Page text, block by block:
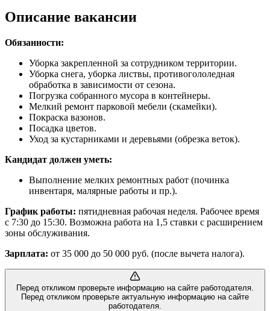
Описание вакансии
Обязанности:
Уборка закрепленной за сотрудником территории.
Уборка снега, уборка листвы, противогололедная
обработка в зависимости от сезона.
Погрузка собранного мусора в контейнеры.
Мелкий ремонт парковой мебели (скамейки).
Покраска вазонов.
Посадка цветов.
Уход за кустарниками и деревьями (обрезка веток).
Кандидат должен уметь:
Выполнение мелких ремонтных работ (починка
инвентаря, малярные работы и пр.).
График работы: пятидневная рабочая неделя. Рабочее время
с 7:30 до 15:30. Возможна работа на 1,5 ставки с расширением
зоны обслуживания.
Зарплата: от 35 000 до 50 000 руб. (после вычета налога).
Перед откликом проверьте информацию на сайте работодателя.
Перед откликом проверьте актуальную информацию на сайте
работодателя.